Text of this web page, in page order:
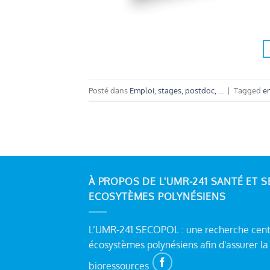
Posté dans Emploi, stages, postdoc, ... | Tagged
À PROPOS DE L'UMR-241 SANTÉ ET
ECOSYTÈMES POLYNÉSIENS
L’UMR-241 SECOPOL : une recherche
écosystèmes polynésiens afin d'assurer
bioressources